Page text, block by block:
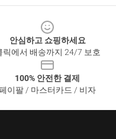
안심하고 쇼핑하세요
릭에서 배송까지 24/7 보호
100% 안전한 결제
이팔 / 마스터카드 / 비자